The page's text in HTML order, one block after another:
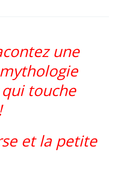
une
touche
et la petite